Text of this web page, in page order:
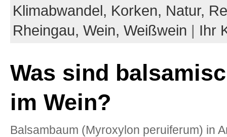
Klimabwandel, Korken, Natur,
Rheingau, Wein, Weißwein Ihr
Was sind
im Wein?
Balsambaum (Myroxylon peruiferum) in